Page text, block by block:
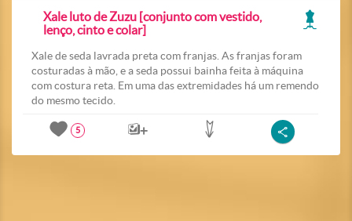
Xale luto de Zuzu [conjunto com vestido,
lenço, cinto e colar]
Xale de seda lavrada preta com franjas. As franjas foram
costuradas à mão, e a seda possui bainha feita à máquina
com costura reta. Em uma das extremidades há um remendo
do mesmo tecido.
5